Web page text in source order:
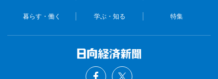
暮らす・働く 学ぶ・知る 特集